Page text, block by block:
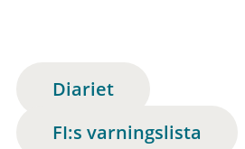
Diariet
FI:s varningslista